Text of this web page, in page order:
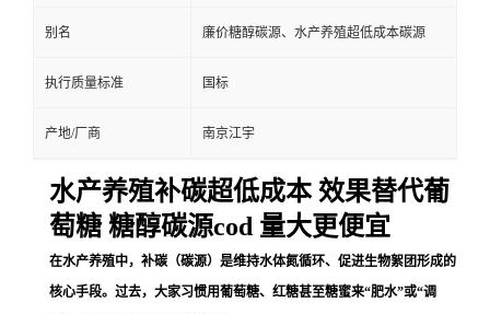
别名 廉价糖醇碳源、水产养殖超低成本碳源
执行质量标准 国标
产地/厂商 南京江宇
水产养殖补碳超低成本 效果替代葡
萄糖 糖醇碳源cod 量大更便宜
在水产养殖中，补碳（碳源）是维持水体氮循环、促进生物絮团形成的
核心手段。过去，大家习惯用葡萄糖、红糖甚至糖蜜来“肥水”或“调